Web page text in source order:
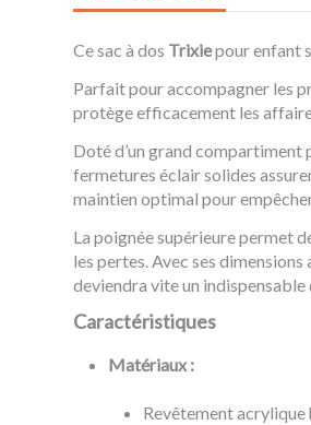
Ce sac à dos Trixiepour enfant
Parfait pour accompagner les
protège efficacement les
Doté d’un grand compartiment
fermetures éclair solides
maintien optimal pour
La poignée supérieure permet
les pertes. Avec ses
deviendra vite un indispensable
Caractéristiques
Matériaux :
Revêtement